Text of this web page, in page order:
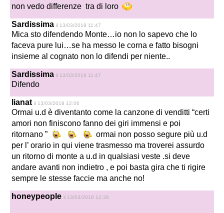
non vedo differenze tra di loro
Sardissima il 13/03/2018 11:47
Mica sto difendendo Monte…io non lo sapevo che lo
faceva pure lui…se ha messo le corna e fatto bisogni
insieme al cognato non lo difendi per niente..
Sardissima il 13/03/2018 11:47
Difendo
lianat il 13/03/2018 12:06
Ormai u.d è diventanto come la canzone di venditti “certi
amori non finiscono fanno dei giri immensi e poi
ritornano ”
ormai non posso segure più u.d
per l’ orario in qui viene trasmesso ma troverei assurdo
un ritorno di monte a u.d in qualsiasi veste .si deve
andare avanti non indietro , e poi basta gira che ti rigire
sempre le stesse faccie ma anche no!
honeypeople il 13/03/2018 12:36